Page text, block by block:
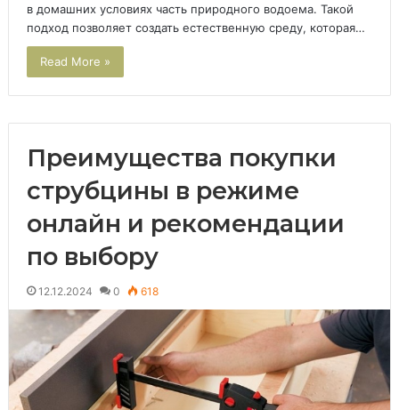
в домашних условиях часть природного водоема. Такой
подход позволяет создать естественную среду, которая…
Read More »
Преимущества покупки
струбцины в режиме
онлайн и рекомендации
по выбору
12.12.2024 0 618